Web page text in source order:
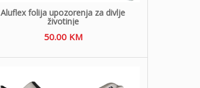
Aluflex folija upozorenja za divlje
životinje
50.00 KM